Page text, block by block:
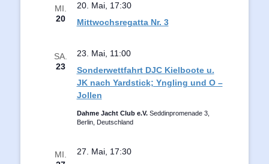
MI.
20
Mittwochsregatta Nr. 3
20. Mai, 17:30
SA.
23
Sonderwettfahrt DJC Kielboote u.
JK nach Yardstick; Yngling und O –
Jollen
23. Mai, 11:00
Dahme Jacht Club e.V. Seddinpromenade 3,
Berlin, Deutschland
MI.
27. Mai, 17:30